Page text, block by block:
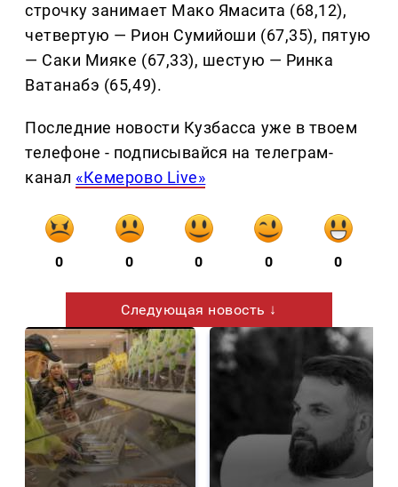
строчку занимает Мако Ямасита (68,12),
четвертую — Рион Сумийоши (67,35), пятую
— Саки Мияке (67,33), шестую — Ринка
Ватанабэ (65,49).
Последние новости Кузбасса уже в твоем
телефоне - подписывайся на телеграм-
канал «Кемерово Live»
0 0 0 0 0
Следующая новость ↓